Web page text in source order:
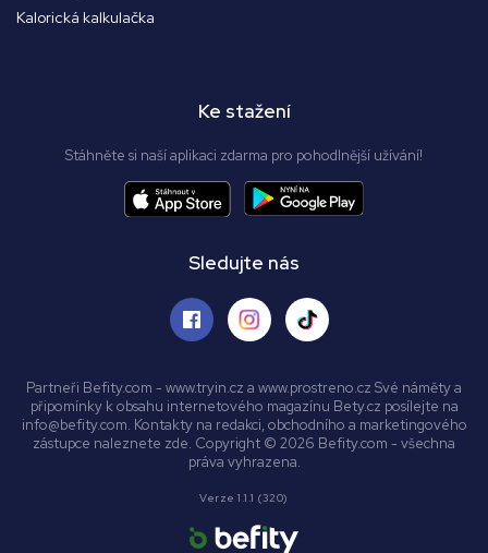
Kalorická kalkulačka
Ke stažení
Stáhněte si naší aplikaci zdarma pro pohodlnější užívání!
Sledujte nás
Partneři Befity.com - www.tryin.cz a www.prostreno.cz Své náměty a
připomínky k obsahu internetového magazínu Bety.cz posílejte na
info@befity.com. Kontakty na redakci, obchodního a marketingového
zástupce naleznete zde. Copyright © 2026 Befity.com - všechna
práva vyhrazena.
Verze 1.1.1 (320)